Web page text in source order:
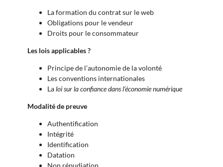
La formation du contrat sur le web
Obligations pour le vendeur
Droits pour le consommateur
Les lois applicables ?
Principe de l’autonomie de la volonté
Les conventions internationales
Laloi sur la confiance dans l’économie numérique
Modalité de preuve
Authentification
Intégrité
Identification
Datation